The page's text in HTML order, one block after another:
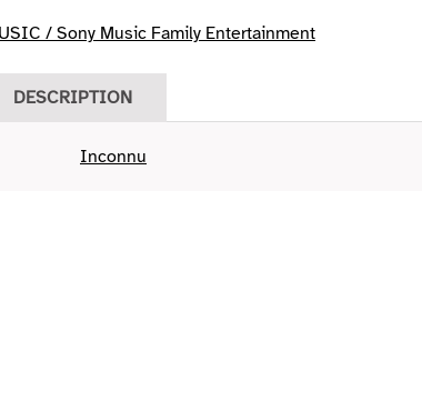
/ Sony Music Family Entertainment
DESCRIPTION
Inconnu